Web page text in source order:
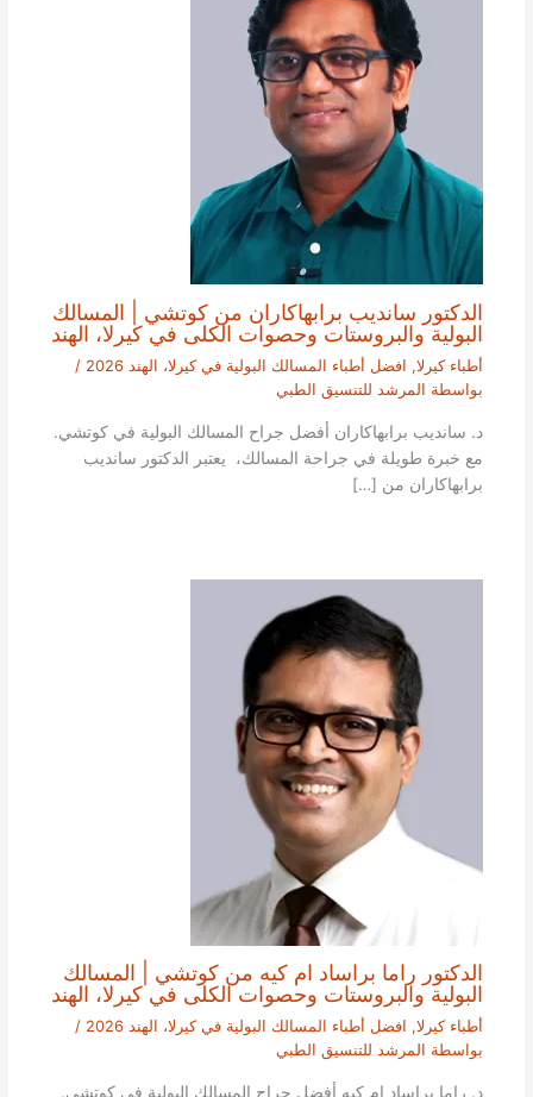
الدكتور سانديب برابهاكاران من كوتشي | المسالك
البولية والبروستات وحصوات الكلى في كيرلا، الهند
أطباء كيرلا, افضل أطباء المسالك البولية في كيرلا، الهند 2026
/
بواسطة المرشد للتنسيق الطبي
د. سانديب برابهاكاران أفضل جراح المسالك البولية في كوتشي.
مع خبرة طويلة في جراحة المسالك، يعتبر الدكتور سانديب
برابهاكاران من […]
الدكتور راما براساد ام كيه من كوتشي | المسالك
البولية والبروستات وحصوات الكلى في كيرلا، الهند
أطباء كيرلا, افضل أطباء المسالك البولية في كيرلا، الهند 2026
/
بواسطة المرشد للتنسيق الطبي
د. راما براساد ام كيه أفضل جراح المسالك البولية في كوتشي.